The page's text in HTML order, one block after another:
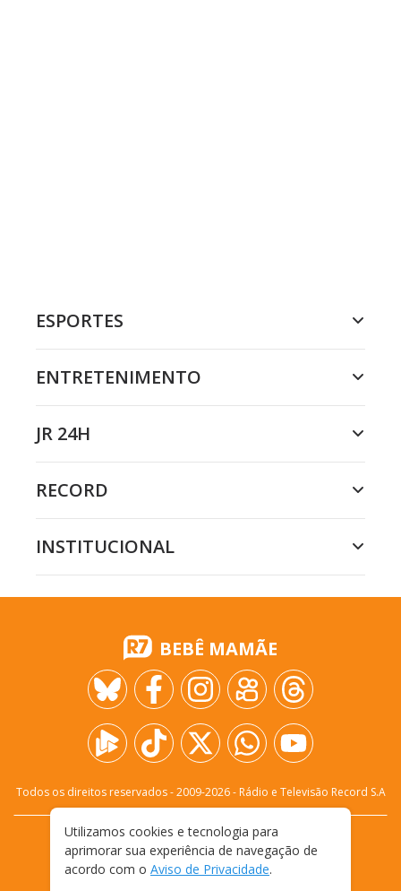
ESPORTES
ENTRETENIMENTO
JR 24H
RECORD
INSTITUCIONAL
BEBÊ MAMÃE
Todos os direitos reservados - 2009-2026- Rádio e Televisão Record S.A
FALE CONOSCO
PRIVACIDADE
TERMOS E CONDIÇÕES DE USO
Utilizamos cookies e tecnologia para
aprimorar sua experiência de navegação de
acordo com o Aviso de Privacidade.